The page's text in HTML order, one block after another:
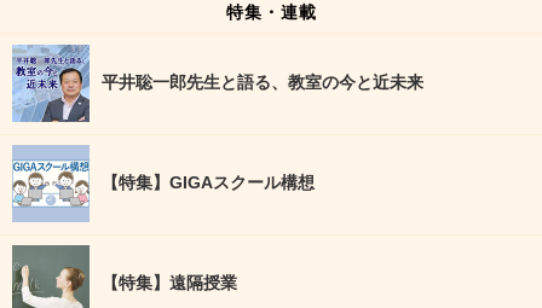
特集・連載
平井聡一郎先生と語る、教室の今と近未来
【特集】GIGAスクール構想
【特集】遠隔授業